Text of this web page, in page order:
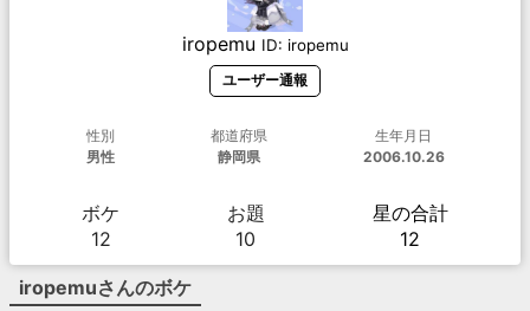
iropemu ID: iropemu
ユーザー通報
性別
男性
都道府県
静岡県
生年月日
2006.10.26
ボケ
12
お題
10
星の合計
12
iropemuさんのボケ